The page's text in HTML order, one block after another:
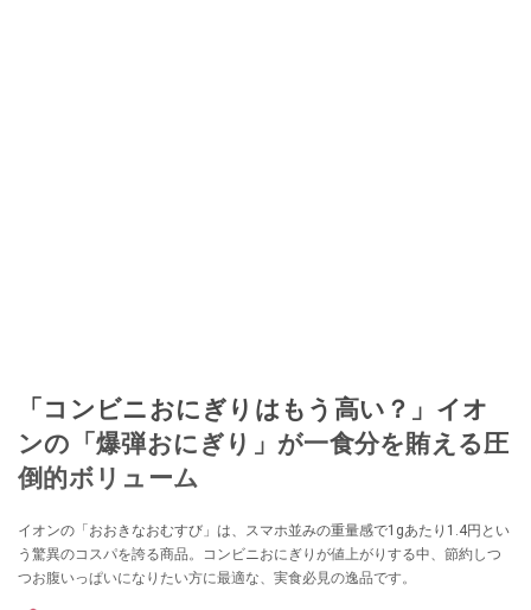
「コンビニおにぎりはもう高い？」イオ
ンの「爆弾おにぎり」が一食分を賄える圧
倒的ボリューム
イオンの「おおきなおむすび」は、スマホ並みの重量感で1gあたり1.4円とい
う驚異のコスパを誇る商品。コンビニおにぎりが値上がりする中、節約しつ
つお腹いっぱいになりたい方に最適な、実食必見の逸品です。